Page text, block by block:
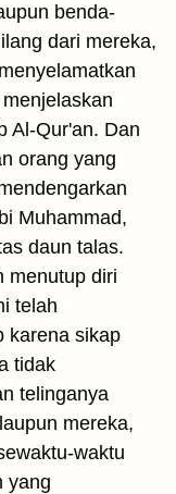
benda-
dari mereka,
Al-Qur'an. Dan
orang yang
Muhammad,
daun talas.
menutup diri
telah
karena sikap
tidak
telinganya
mereka,
waktu
yang